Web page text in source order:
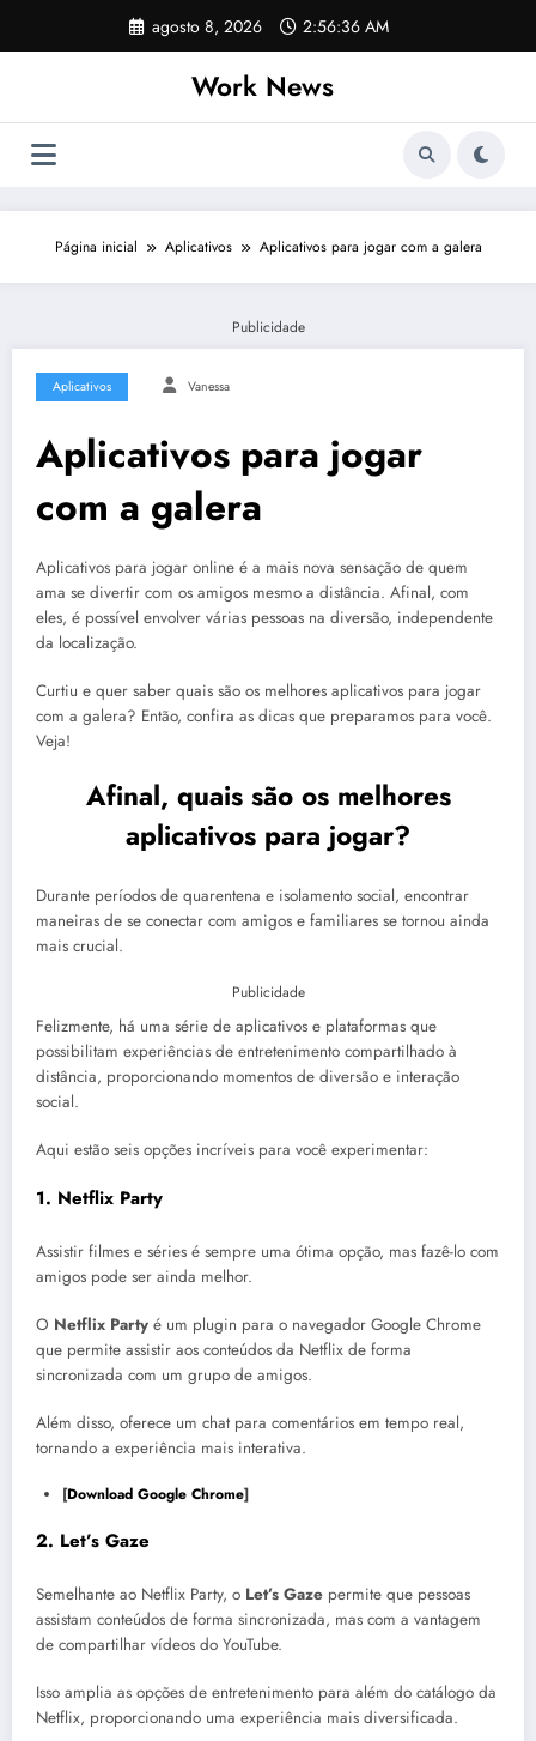
o
agosto 8, 2026 2:56:37 AM
Work News
Página inicial Aplicativos Aplicativos para jogar com a galera
Publicidade
Aplicativos Vanessa
Aplicativos para jogar
com a galera
Aplicativos para jogar online é a mais nova sensação de quem
ama se divertir com os amigos mesmo a distância. Afinal, com
eles, é possível envolver várias pessoas na diversão, independente
da localização.
Curtiu e quer saber quais são os melhores aplicativos para jogar
com a galera? Então, confira as dicas que preparamos para você.
Veja!
Afinal, quais são os melhores
aplicativos para jogar?
Durante períodos de quarentena e isolamento social, encontrar
maneiras de se conectar com amigos e familiares se tornou ainda
mais crucial.
Publicidade
Felizmente, há uma série de aplicativos e plataformas que
possibilitam experiências de entretenimento compartilhado à
distância, proporcionando momentos de diversão e interação
social.
Aqui estão seis opções incríveis para você experimentar:
1. Netflix Party
Assistir filmes e séries é sempre uma ótima opção, mas fazê-lo com
amigos pode ser ainda melhor.
O Netflix Party é um plugin para o navegador Google Chrome
que permite assistir aos conteúdos da Netflix de forma
sincronizada com um grupo de amigos.
Além disso, oferece um chat para comentários em tempo real,
tornando a experiência mais interativa.
[Download Google Chrome]
2. Let’s Gaze
Semelhante ao Netflix Party, o Let’s Gaze permite que pessoas
assistam conteúdos de forma sincronizada, mas com a vantagem
de compartilhar vídeos do YouTube.
Isso amplia as opções de entretenimento para além do catálogo da
Netflix, proporcionando uma experiência mais diversificada.